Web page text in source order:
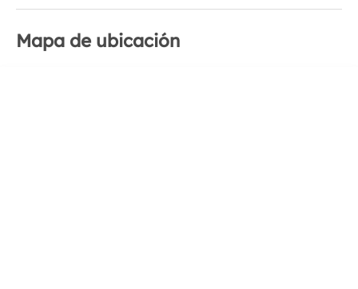
con una decoración elegante y minimalista. Las camas
son cómodas y el baño es amplio y equipado. Las
habitaciones tienen vistas a la ciudad.
Mapa de ubicación